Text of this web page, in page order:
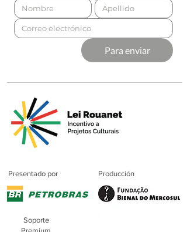
Para enviar
Presentado por Producción
Soporte